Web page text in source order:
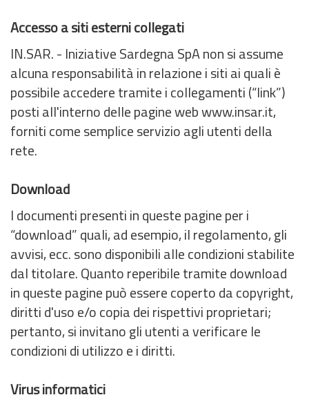
Accesso a siti esterni collegati
IN.SAR. - Iniziative Sardegna SpA non si assume
alcuna responsabilità in relazione i siti ai quali è
possibile accedere tramite i collegamenti (“link”)
posti all'interno delle pagine web www.insar.it,
forniti come semplice servizio agli utenti della
rete.
Download
I documenti presenti in queste pagine per i
“download” quali, ad esempio, il regolamento, gli
avvisi, ecc. sono disponibili alle condizioni stabilite
dal titolare. Quanto reperibile tramite download
in queste pagine può essere coperto da copyright,
diritti d'uso e/o copia dei rispettivi proprietari;
pertanto, si invitano gli utenti a verificare le
condizioni di utilizzo e i diritti.
Virus informatici